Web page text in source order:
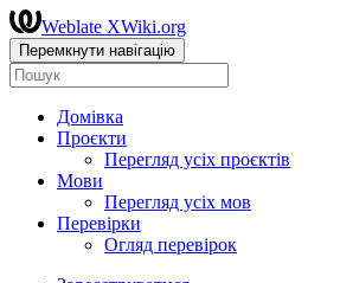
Weblate XWiki.org
Перемкнути навігацію
Домівка
Проєкти
Перегляд усіх проєктів
Мови
Перегляд усіх мов
Перевірки
Огляд перевірок